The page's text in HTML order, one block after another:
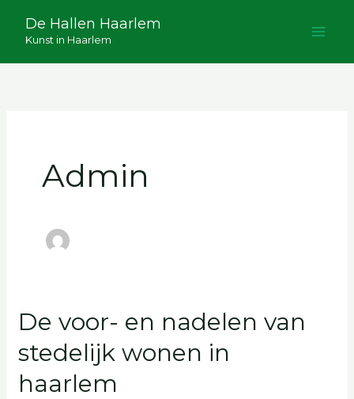
De Hallen Haarlem
Kunst in Haarlem
Admin
De voor- en nadelen van
stedelijk wonen in
haarlem
De
en
nadelen